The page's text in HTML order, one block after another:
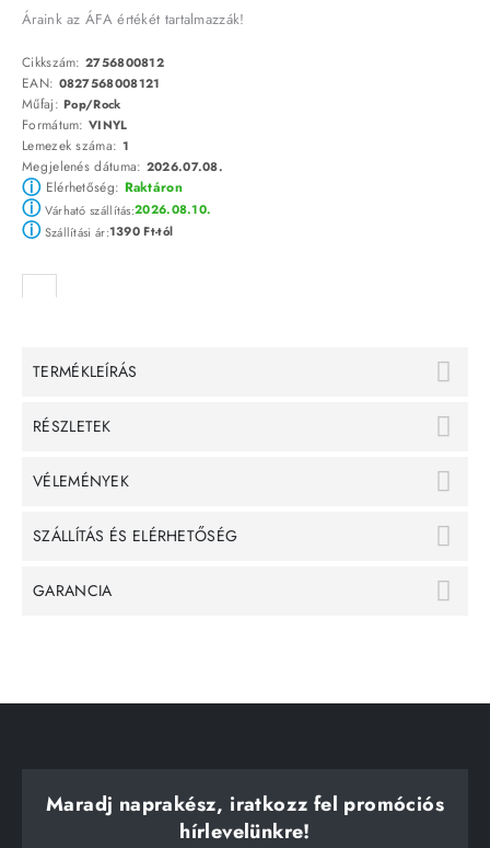
Áraink az ÁFA értékét tartalmazzák!
Cikkszám: 2756800812
EAN: 0827568008121
Műfaj:Pop/Rock
Formátum: VINYL
Lemezek száma: 1
Megjelenés dátuma: 2026.07.08.
ⓘElérhetőség: Raktáron
ⓘVárható szállítás:2026.08.10.
ⓘSzállítási ár:1390 Ft-tól
TERMÉKLEÍRÁS
RÉSZLETEK
VÉLEMÉNYEK
SZÁLLÍTÁS ÉS ELÉRHETŐSÉG
GARANCIA
Maradj naprakész, iratkozz fel promóciós
hírlevelünkre!